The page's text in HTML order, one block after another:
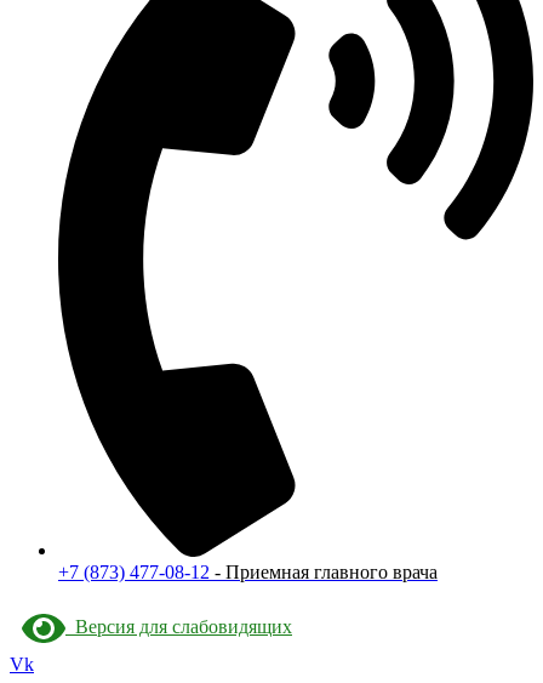
+7 (873) 477-08-12 - Приемная главного врача
Версия для слабовидящих
Vk